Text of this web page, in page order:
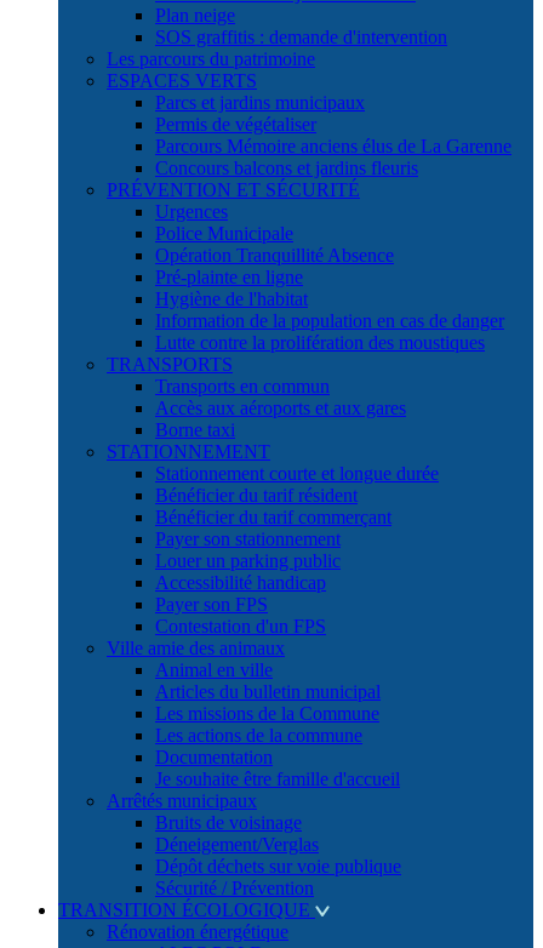
Plan neige
SOS graffitis : demande d'intervention
Les parcours du patrimoine
ESPACES VERTS
Parcs et jardins municipaux
Permis de végétaliser
Parcours Mémoire anciens élus de La Garenne
Concours balcons et jardins fleuris
PRÉVENTION ET SÉCURITÉ
Urgences
Police Municipale
Opération Tranquillité Absence
Pré-plainte en ligne
Hygiène de l'habitat
Information de la population en cas de danger
Lutte contre la prolifération des moustiques
TRANSPORTS
Transports en commun
Accès aux aéroports et aux gares
Borne taxi
STATIONNEMENT
Stationnement courte et longue durée
Bénéficier du tarif résident
Bénéficier du tarif commerçant
Payer son stationnement
Louer un parking public
Accessibilité handicap
Payer son FPS
Contestation d'un FPS
Ville amie des animaux
Animal en ville
Articles du bulletin municipal
Les missions de la Commune
Les actions de la commune
Documentation
Je souhaite être famille d'accueil
Arrêtés municipaux
Bruits de voisinage
Déneigement/Verglas
Dépôt déchets sur voie publique
Sécurité / Prévention
TRANSITION ÉCOLOGIQUE
Rénovation énergétique